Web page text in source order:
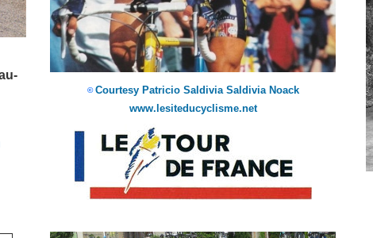
© Courtesy Patricio Saldivia Saldivia Noack
www.lesiteducyclisme.net